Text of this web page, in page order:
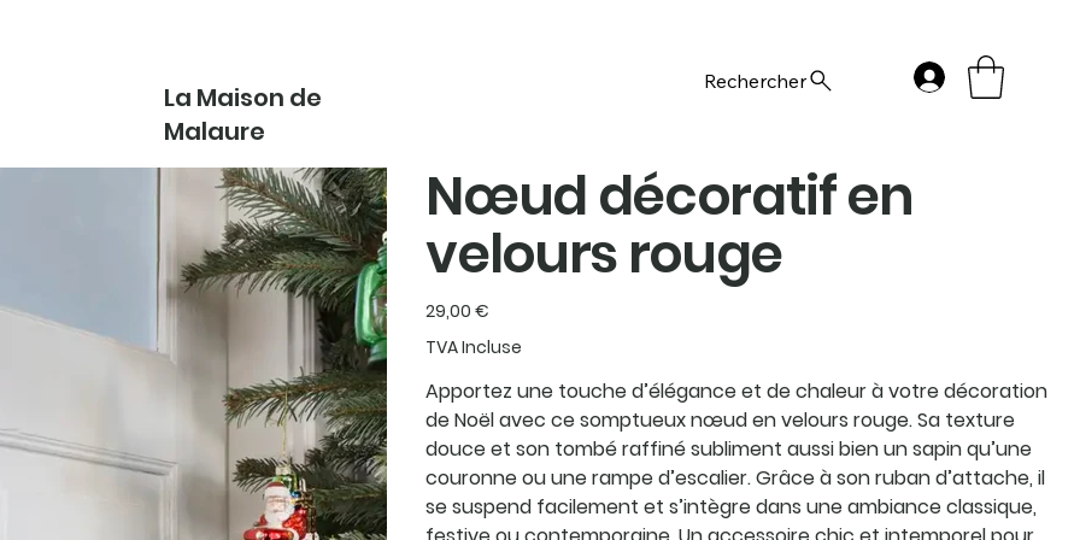
La Maison de
Malaure
Rechercher
Nœud décoratif en
velours rouge
Prix
29,00 €
TVA Incluse
Apportez une touche d’élégance et de chaleur à votre décoration
de Noël avec ce somptueux nœud en velours rouge. Sa texture
douce et son tombé raffiné subliment aussi bien un sapin qu’une
couronne ou une rampe d’escalier. Grâce à son ruban d’attache, il
se suspend facilement et s’intègre dans une ambiance classique,